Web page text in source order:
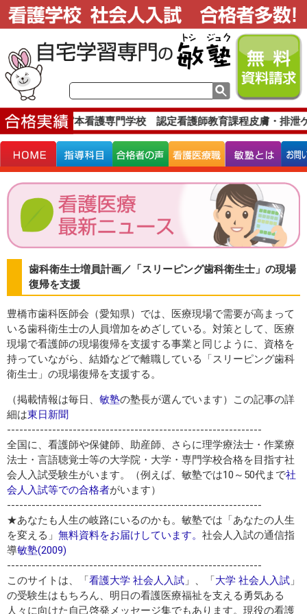
実績です。宮本看護専門学校 認定看護師教育課程皮膚・排泄
歯科衛生士増員計画／「スリーピング歯科衛生士」の現場
復帰を支援
豊橋市歯科医師会（愛知県）では、医療現場で需要が高まって
いる歯科衛生士の人員増加をめざしている。対策として、医療
現場で看護師の現場復帰を支援する事業と同じように、資格を
持っていながら、結婚などで離職している「スリーピング歯科
衛生士」の現場復帰を支援する。
（掲載情報は毎日、 敏塾の塾長が選んでいます）この記事の詳
細は東日新聞
--------------------------------------------------------------
全国に、看護師や保健師、助産師、さらに理学療法士・作業療
法士・言語聴覚士等の大学院・大学・専門学校合格を目指す社
会人入試受験生がいます。（例えば、敏塾では10～50代まで社
会人入試等での合格者がいます）
--------------------------------------------------------------
★あなたも人生の岐路にいるのかも。敏塾では「あなたの人生
を変える」 無料資料をお届けしています。 社会人入試の通信指
導敏塾(2009)
--------------------------------------------------------------
このサイトは、「看護大学 社会人入試 」、「大学 社会人入試 」
の受験生はもちろん、明日の看護医療福祉を支える勇気ある
人々に向けた自己啓発メッセージ集でもあります。現役の看護